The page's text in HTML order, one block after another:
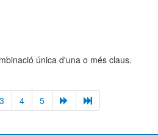
única d'una o més claus.
3 4 5